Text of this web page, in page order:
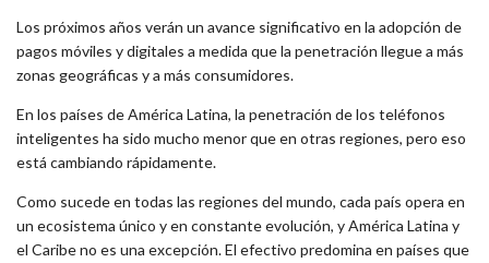
Los próximos años verán un avance significativo en la adopción de
pagos móviles y digitales a medida que la penetración llegue a más
zonas geográficas y a más consumidores.
En los países de América Latina, la penetración de los teléfonos
inteligentes ha sido mucho menor que en otras regiones, pero eso
está cambiando rápidamente.
Como sucede en todas las regiones del mundo, cada país opera en
un ecosistema único y en constante evolución, y América Latina y
el Caribe no es una excepción. El efectivo predomina en países que